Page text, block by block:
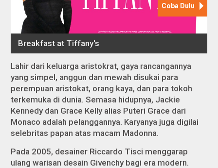
Lahir dari keluarga aristokrat, gaya rancangannya
yang simpel, anggun dan mewah disukai para
perempuan aristokat, orang kaya, dan para tokoh
terkemuka di dunia. Semasa hidupnya, Jackie
Kennedy dan Grace Kelly alias Puteri Grace dari
Monaco adalah pelanggannya. Karyanya juga digilai
selebritas papan atas macam Madonna.
Pada 2005, desainer Riccardo Tisci menggarap
ulang warisan desain Givenchy bagi era modern.